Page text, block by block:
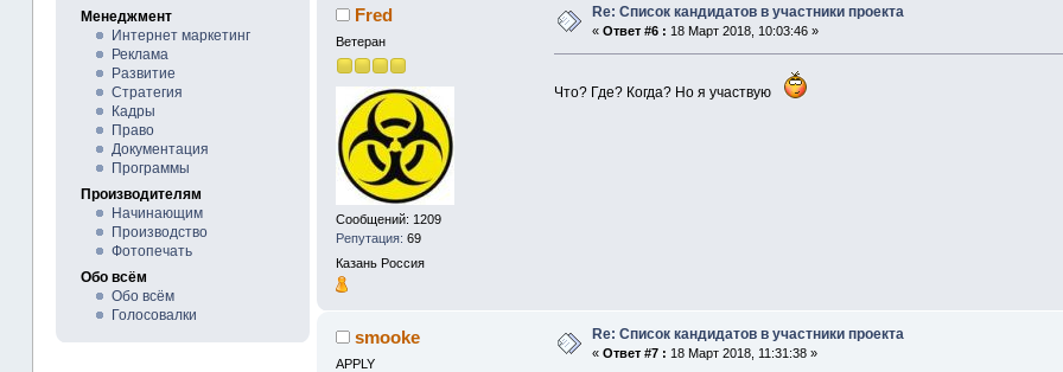
Менеджмент
Интернет маркетинг
Реклама
Развитие
Стратегия
Кадры
Право
Документация
Программы
Производителям
Начинающим
Производство
Фотопечать
Обо всём
Обо всём
Голосовалки
Fred
Ветеран
Сообщений: 1209
Репутация: 69
Казань Россия
Re: Список кандидатов в участники проекта
« Ответ #6 : 18 Март 2018, 10:03:46 »
Что? Где? Когда? Но я участвую
smooke
APPLY
Re: Список кандидатов в участники проекта
« Ответ #7 : 18 Март 2018, 11:31:38 »